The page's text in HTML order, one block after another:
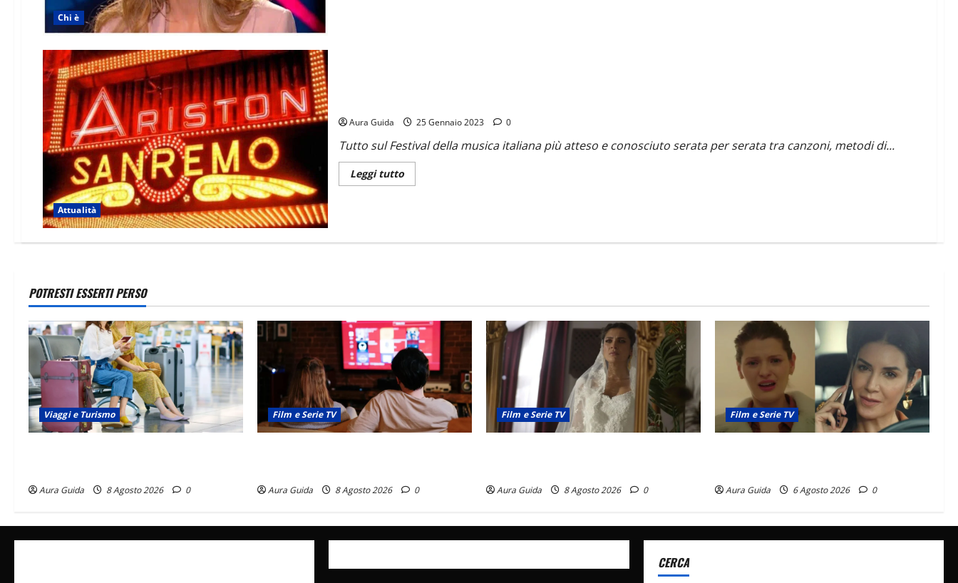
Chi è
Attualità
Aura Guida 25 Gennaio 2023 0
Tutto sul Festival della musica italiana più atteso e conosciuto serata per serata tra canzoni, metodi di...
Leggi tutto
POTRESTI ESSERTI PERSO
Viaggi e Turismo
Aura Guida 8 Agosto 2026 0
Film e Serie TV
Aura Guida 8 Agosto 2026 0
Film e Serie TV
Aura Guida 8 Agosto 2026 0
Film e Serie TV
Aura Guida 6 Agosto 2026 0
CERCA